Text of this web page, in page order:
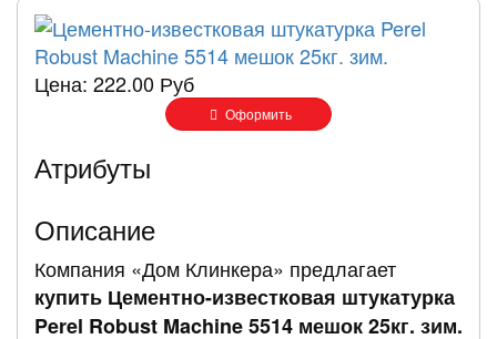
Цена: 222.00 Руб
Оформить
Атрибуты
Описание
Компания «Дом Клинкера» предлагает
купить Цементно-известковая штукатурка
Perel Robust Machine 5514 мешок 25кг. зим.